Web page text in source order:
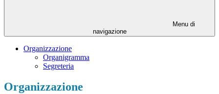
Menu di
navigazione
Organizzazione
Organigramma
Segreteria
Organizzazione